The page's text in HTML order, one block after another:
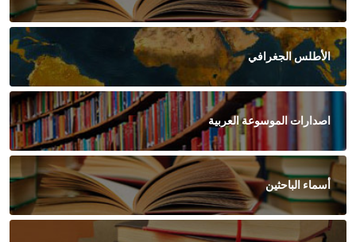
الأطلس الجغرافي
اصدارات الموسوعة العربية
أسماء الباحثين